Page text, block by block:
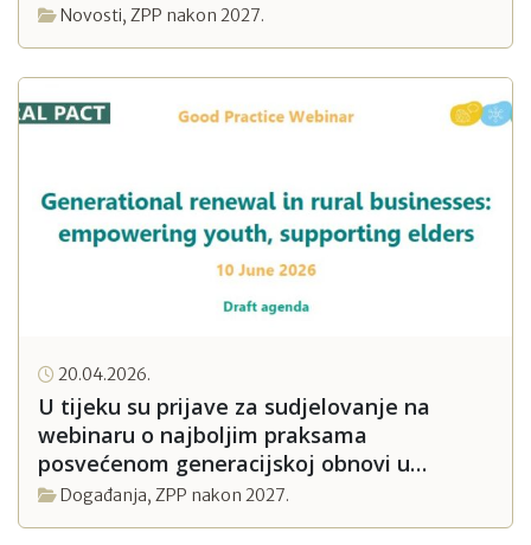
Novosti, ZPP nakon 2027.
20.04.2026.
U tijeku su prijave za sudjelovanje na
webinaru o najboljim praksama
posvećenom generacijskoj obnovi u
ruralnim poduzećima u organizaciji Ureda
za potporu Ruralnog pakta
Događanja, ZPP nakon 2027.